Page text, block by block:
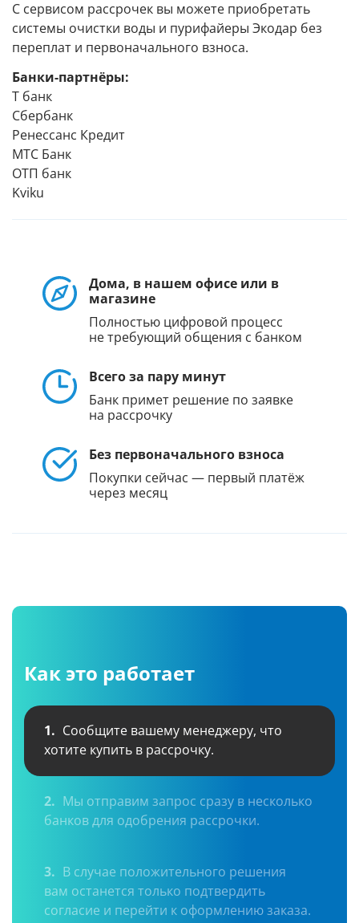
С сервисом рассрочек вы можете приобретать
системы очистки воды и пурифайеры Экодар без
переплат и первоначального взноса.
Банки-партнёры:
Т банк
Сбербанк
Ренессанс Кредит
МТС Банк
ОТП банк
Kviku
Дома, в нашем офисе или в
магазине
Полностью цифровой процесс
не требующий общения с банком
Всего за пару минут
Банк примет решение по заявке
на рассрочку
Без первоначального взноса
Покупки сейчас — первый платёж
через месяц
Как это работает
1. Сообщите вашему менеджеру, что
хотите купить в рассрочку.
2. Мы отправим запрос сразу в несколько
банков для одобрения рассрочки.
3. В случае положительного решения
вам останется только подтвердить
согласие и перейти к оформлению заказа.